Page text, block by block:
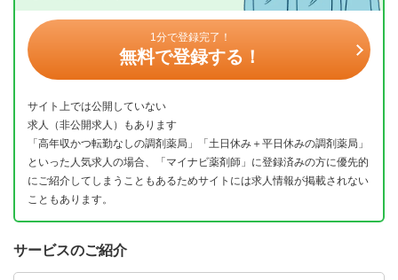
1分で登録完了！
無料で登録する！
サイト上では公開していない
求人（非公開求人）もあります
「高年収かつ転勤なしの調剤薬局」「土日休み＋平日休みの調剤薬局」
といった人気求人の場合、「マイナビ薬剤師」に登録済みの方に優先的
にご紹介してしまうこともあるためサイトには求人情報が掲載されない
こともあります。
サービスのご紹介